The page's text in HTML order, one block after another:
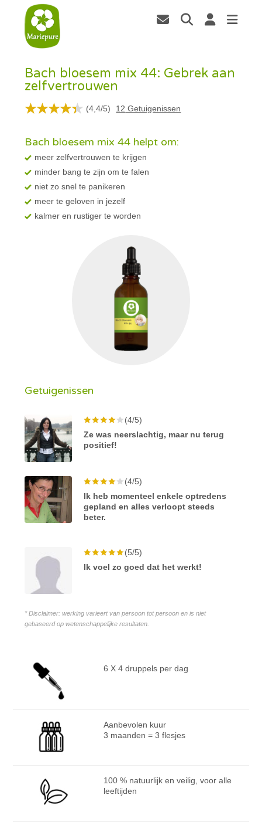
Bach bloesem mix 44: Gebrek aan
zelfvertrouwen
(4,4/5) 12 Getuigenissen
Bach bloesem mix 44 helpt om:
meer zelfvertrouwen te krijgen
minder bang te zijn om te falen
niet zo snel te panikeren
meer te geloven in jezelf
kalmer en rustiger te worden
Getuigenissen
(4/5)
Ze was neerslachtig, maar nu terug
positief!
(4/5)
Ik heb momenteel enkele optredens
gepland en alles verloopt steeds
beter.
(5/5)
Ik voel zo goed dat het werkt!
* Disclaimer: werking varieert van persoon tot persoon en is niet
gebaseerd op wetenschappelijke resultaten.
6 X 4 druppels per dag
Aanbevolen kuur
3 maanden = 3 flesjes
100 % natuurlijk en veilig, voor alle
leeftijden